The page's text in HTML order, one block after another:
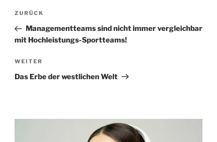
Beitragsnavigation
Vorheriger
Beitrag
ZURÜCK
Managementteams sind nicht immer vergleichbar
mit Hochleistungs-Sportteams!
Nächster
Beitrag
WEITER
Das Erbe der westlichen Welt